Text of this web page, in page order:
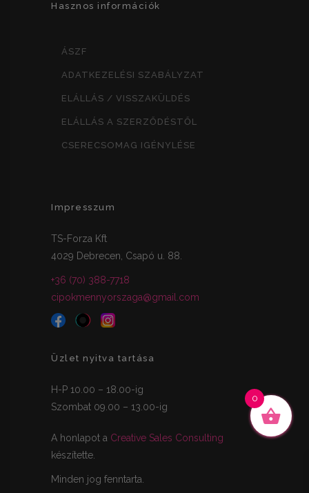
Hasznos információk
ÁSZF
ADATKEZELÉSI SZABÁLYZAT
ELÁLLÁS / VISSZAKÜLDÉS
ELÁLLÁS A SZERZŐDÉSTŐL
CSERECSOMAG IGÉNYLÉSE
Impresszum
TS-Forza Kft
4029 Debrecen, Csapó u. 88.
+36 (70) 388-7718
cipokmennyorszaga@gmail.com
Üzlet nyitva tartása
H-P 10.00 – 18.00-ig
Szombat 09.00 – 13.00-ig
A honlapot a Creative Sales Consulting
készítette.
Minden jog fenntarta.
0